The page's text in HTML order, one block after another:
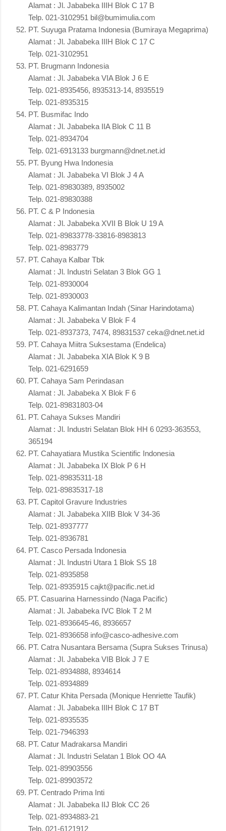
Alamat : Jl. Jababeka IIIH Blok C 17 B
Telp. 021-3102951 bil@bumimulia.com
PT. Suyuga Pratama Indonesia (Bumiraya Megaprima)
Alamat : Jl. Jababeka IIIH Blok C 17 C
Telp. 021-3102951
PT. Brugmann Indonesia
Alamat : Jl. Jababeka VIA Blok J 6 E
Telp. 021-8935456, 8935313-14, 8935519
Telp. 021-8935315
PT. Busmifac Indo
Alamat : Jl. Jababeka IIA Blok C 11 B
Telp. 021-8934704
Telp. 021-6913133 burgmann@dnet.net.id
PT. Byung Hwa Indonesia
Alamat : Jl. Jababeka VI Blok J 4 A
Telp. 021-89830389, 8935002
Telp. 021-89830388
PT. C & P Indonesia
Alamat : Jl. Jababeka XVII B Blok U 19 A
Telp. 021-89833778-33816-8983813
Telp. 021-8983779
PT. Cahaya Kalbar Tbk
Alamat : Jl. Industri Selatan 3 Blok GG 1
Telp. 021-8930004
Telp. 021-8930003
PT. Cahaya Kalimantan Indah (Sinar Harindotama)
Alamat : Jl. Jababeka V Blok F 4
Telp. 021-8937373, 7474, 89831537 ceka@dnet.net.id
PT. Cahaya Miitra Suksestama (Endelica)
Alamat : Jl. Jababeka XIA Blok K 9 B
Telp. 021-6291659
PT. Cahaya Sam Perindasan
Alamat : Jl. Jababeka X Blok F 6
Telp. 021-89831803-04
PT. Cahaya Sukses Mandiri
Alamat : Jl. Industri Selatan Blok HH 6 0293-363553,
365194
PT. Cahayatiara Mustika Scientific Indonesia
Alamat : Jl. Jababeka IX Blok P 6 H
Telp. 021-89835311-18
Telp. 021-89835317-18
PT. Capitol Gravure Industries
Alamat : Jl. Jababeka XIIB Blok V 34-36
Telp. 021-8937777
Telp. 021-8936781
PT. Casco Persada Indonesia
Alamat : Jl. Industri Utara 1 Blok SS 18
Telp. 021-8935858
Telp. 021-8935915 cajkt@pacific.net.id
PT. Casuarina Harnessindo (Naga Pacific)
Alamat : Jl. Jababeka IVC Blok T 2 M
Telp. 021-8936645-46, 8936657
Telp. 021-8936658 info@casco-adhesive.com
PT. Catra Nusantara Bersama (Supra Sukses Trinusa)
Alamat : Jl. Jababeka VIB Blok J 7 E
Telp. 021-8934888, 8934614
Telp. 021-8934889
PT. Catur Khita Persada (Monique Henriette Taufik)
Alamat : Jl. Jababeka IIIH Blok C 17 BT
Telp. 021-8935535
Telp. 021-7946393
PT. Catur Madrakarsa Mandiri
Alamat : Jl. Industri Selatan 1 Blok OO 4A
Telp. 021-89903556
Telp. 021-89903572
PT. Centrado Prima Inti
Alamat : Jl. Jababeka IIJ Blok CC 26
Telp. 021-8934883-21
Telp. 021-6121912